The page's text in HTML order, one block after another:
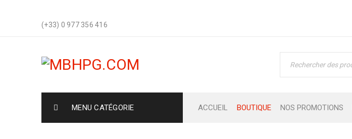
(+33) 0 977 356 416
MENU CATÉGORIE ACCUEIL BOUTIQUE NOS PROMOTIONS